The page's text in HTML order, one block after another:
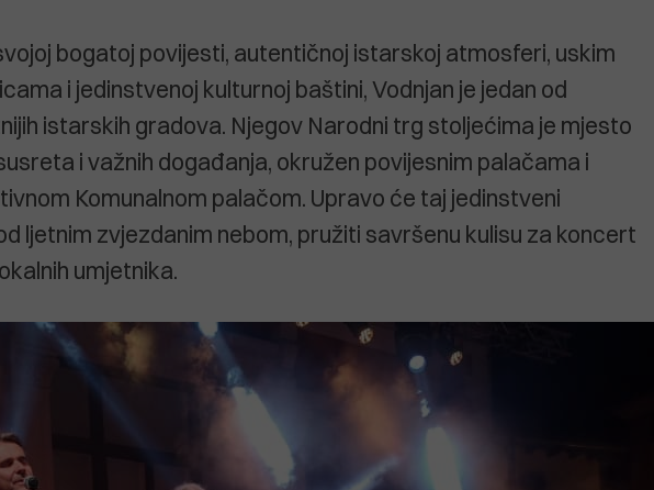
bogatoj povijesti, autentičnoj istarskoj atmosferi, uskim
i jedinstvenoj kulturnoj baštini, Vodnjan je jedan od
istarskih gradova. Njegov Narodni trg stoljećima je mjesto
i važnih događanja, okružen povijesnim palačama i
Komunalnom palačom. Upravo će taj jedinstveni
ljetnim zvjezdanim nebom, pružiti savršenu kulisu za koncert
umjetnika.